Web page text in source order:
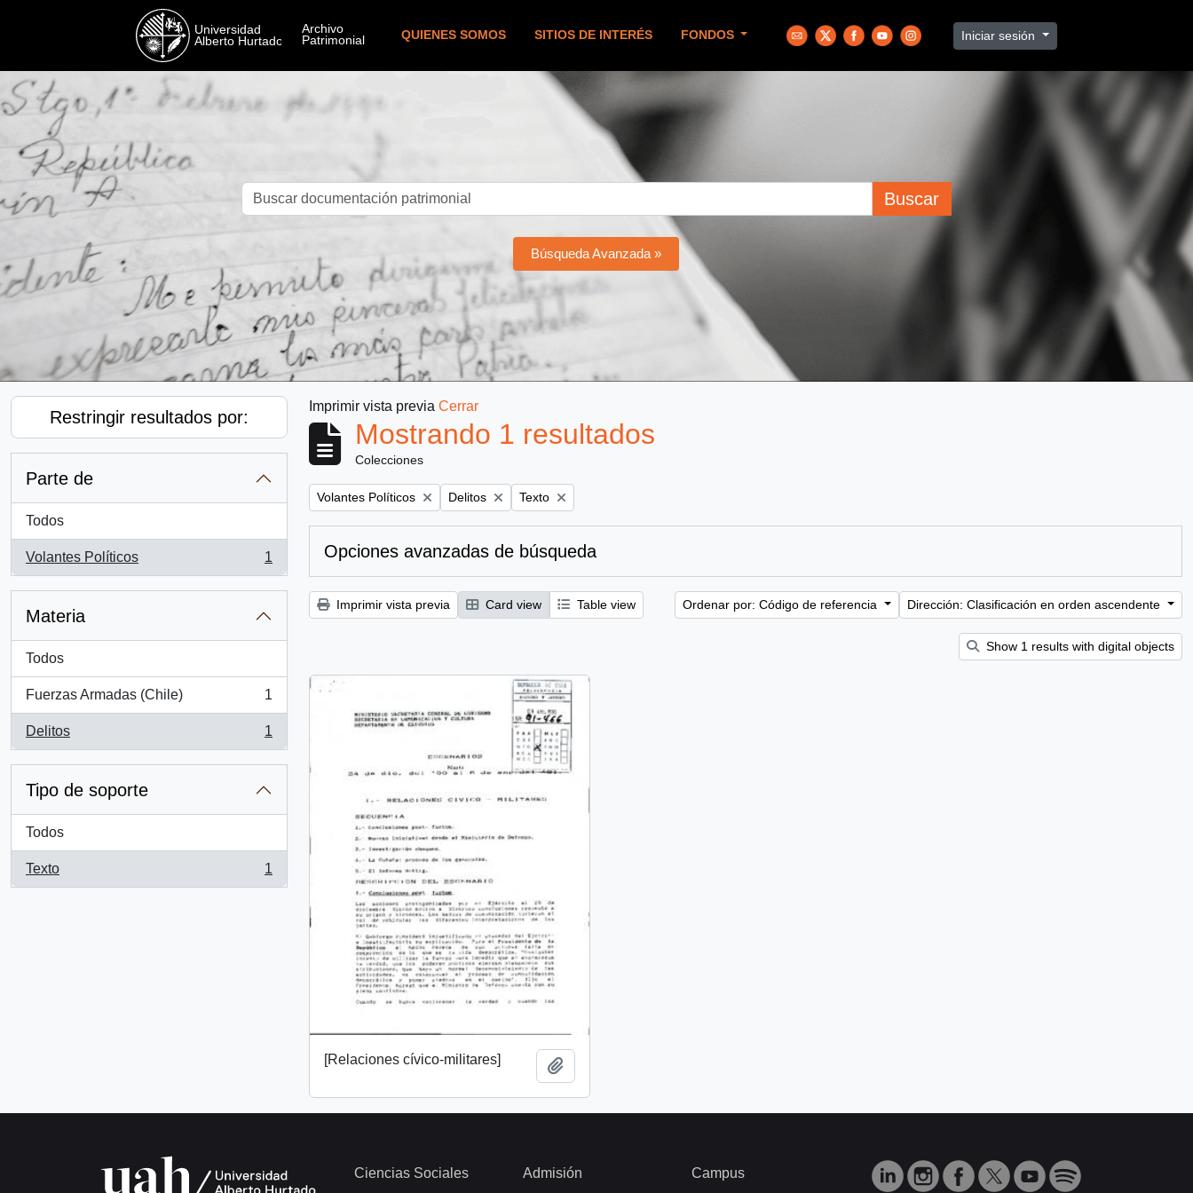
QUIENES SOMOS SITIOS DE INTERÉS FONDOS Iniciar sesión
Buscar
Búsqueda Avanzada »
Restringir resultados por:
Parte de
Todos
Volantes Políticos
, 1 resultados
1
Materia
Todos
Fuerzas Armadas (Chile)
, 1 resultados
1
Delitos
, 1 resultados
1
Tipo de soporte
Todos
Texto
, 1 resultados
1
Imprimir vista previa Cerrar
Mostrando 1 resultados
Colecciones
Remove filter:
Volantes Políticos Remove filter:
Delitos Remove filter:
Texto
Opciones avanzadas de búsqueda
Imprimir vista previa Card view Table view Ordenar por: Código de referencia Dirección: Clasificación en orden ascendente
Show 1 results with digital objects
[Relaciones cívico-militares]
Ciencias Sociales Admisión Campus